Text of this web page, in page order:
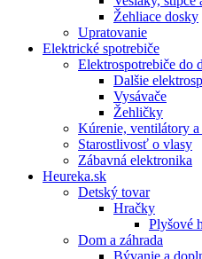
Žehliace dosky
Upratovanie
Elektrické spotrebiče
Elektrospotrebiče do
Dalšie
Vysávače
Žehličky
Kúrenie, ventilátory
Starostlivosť o vlasy
Zábavná elektronika
Heureka.sk
Detský tovar
Hračky
Plyšové
Dom a záhrada
Bývanie a